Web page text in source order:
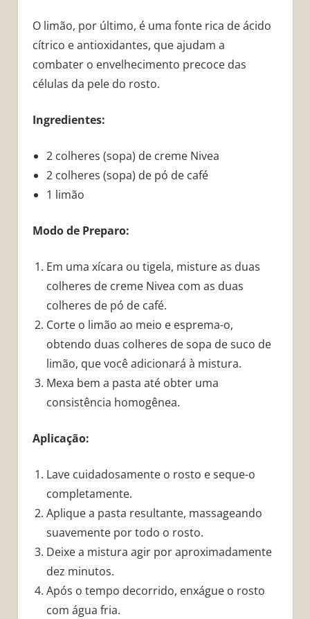
O limão, por último, é uma fonte rica de ácido
cítrico e antioxidantes, que ajudam a
combater o envelhecimento precoce das
células da pele do rosto.
Ingredientes:
2 colheres (sopa) de creme Nivea
2 colheres (sopa) de pó de café
1 limão
Modo de Preparo:
Em uma xícara ou tigela, misture as duas
colheres de creme Nivea com as duas
colheres de pó de café.
Corte o limão ao meio e esprema-o,
obtendo duas colheres de sopa de suco de
limão, que você adicionará à mistura.
Mexa bem a pasta até obter uma
consistência homogênea.
Aplicação:
Lave cuidadosamente o rosto e seque-o
completamente.
Aplique a pasta resultante, massageando
suavemente por todo o rosto.
Deixe a mistura agir por aproximadamente
dez minutos.
Após o tempo decorrido, enxágue o rosto
com água fria.